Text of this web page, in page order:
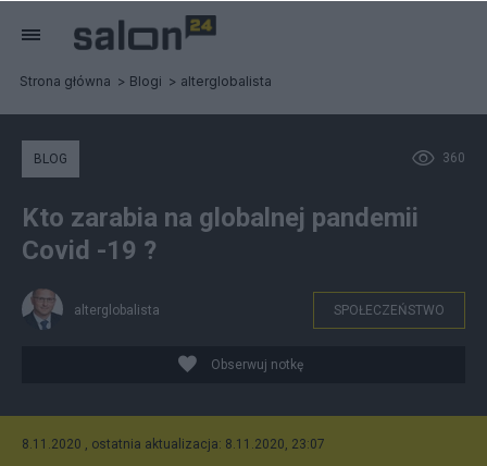
Strona główna Blogi alterglobalista
360
BLOG
Kto zarabia na globalnej pandemii
Covid -19 ?
alterglobalista SPOŁECZEŃSTWO
Obserwuj notkę
8.11.2020 , ostatnia aktualizacja: 8.11.2020, 23:07